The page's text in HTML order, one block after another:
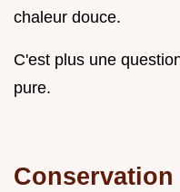
chaleur douce.
C'est plus une
pure.